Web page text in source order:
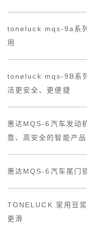
toneluck mqs-9a系
用
toneluck mqs-9B系
活更安全、更便捷
惠达MQS-6汽车发动
靠、高安全的智能产品
惠达MQS-6汽车尾门
TONELUCK 家用豆
更滑